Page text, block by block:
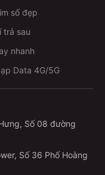
số đẹp
trả sau
nhanh
Data 4G/5G
Số 08 đường
Số 36 Phố Hoàng